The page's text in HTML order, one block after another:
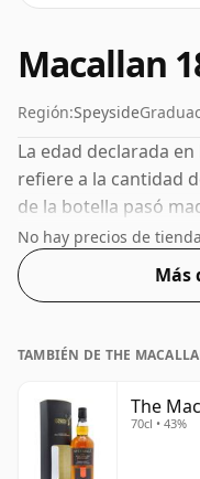
Macallan
Región:Speyside
La edad declarada
refiere a la cantidad
de la botella pasó
el caso de este
18 años.
más popular del 46%,
No hay precios de
Más
TAMBIÉN DE THE
The
70cl • 43%